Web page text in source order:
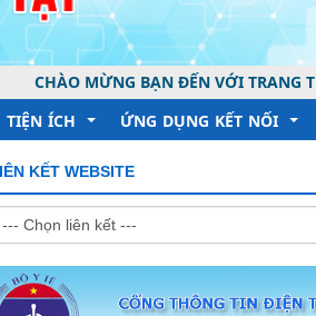
MỪNG BẠN ĐẾN VỚI TRANG
TIỆN ÍCH
Lịch làm việc
Hỏi đáp Online
Dịch vụ tiêm chủng
ỨNG DỤNG KẾT NỐI
Sức khỏe toàn dân
Tiêm chủng quốc gia
KẾT WEBSITE